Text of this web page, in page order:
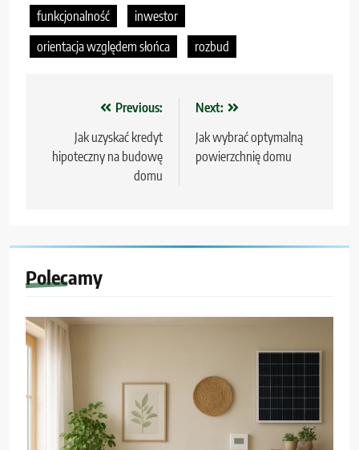
funkcjonalność
inwestor
orientacja względem słońca
rozbud
Nawigacja
wpisu
Previous:
Jak uzyskać kredyt
hipoteczny na budowę
domu
Next:
Jak wybrać optymalną
powierzchnię domu
Polecamy